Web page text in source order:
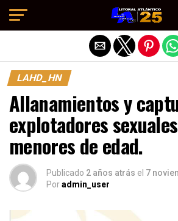
LAHD_HN
Allanamientos y
explotadores
menores de edad.
Publicado 2 años atrás el 7
Poradmin_user
Salir de la versión